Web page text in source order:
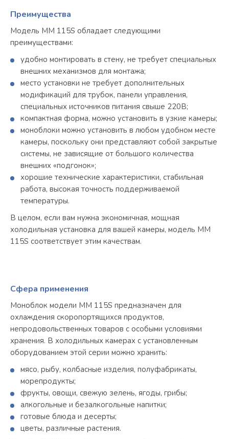
Преимущества
Модель MM 115S обладает следующими
преимуществами:
удобно монтировать в стену, не требует специальных
внешних механизмов для монтажа;
место установки не требует дополнительных
модификаций для трубок, панели управления,
специальных источников питания свыше 220В;
компактная форма, можно установить в узкие камеры;
моноблоки можно установить в любом удобном месте
камеры, поскольку они представляют собой закрытые
системы, не зависящие от большого количества
внешних «подгонок»;
хорошие технические характеристики, стабильная
работа, высокая точность поддерживаемой
температуры.
В целом, если вам нужна экономичная, мощная
холодильная установка для вашей камеры, модель MM
115S соответствует этим качествам.
Сфера применения
Моноблок модели MM 115S предназначен для
охлаждения скоропортящихся продуктов,
непродовольственных товаров с особыми условиями
хранения. В холодильных камерах с установленным
оборудованием этой серии можно хранить:
мясо, рыбу, колбасные изделия, полуфабрикаты,
морепродукты;
фрукты, овощи, свежую зелень, ягоды, грибы;
алкогольные и безалкогольные напитки;
готовые блюда и десерты;
цветы, различные растения.